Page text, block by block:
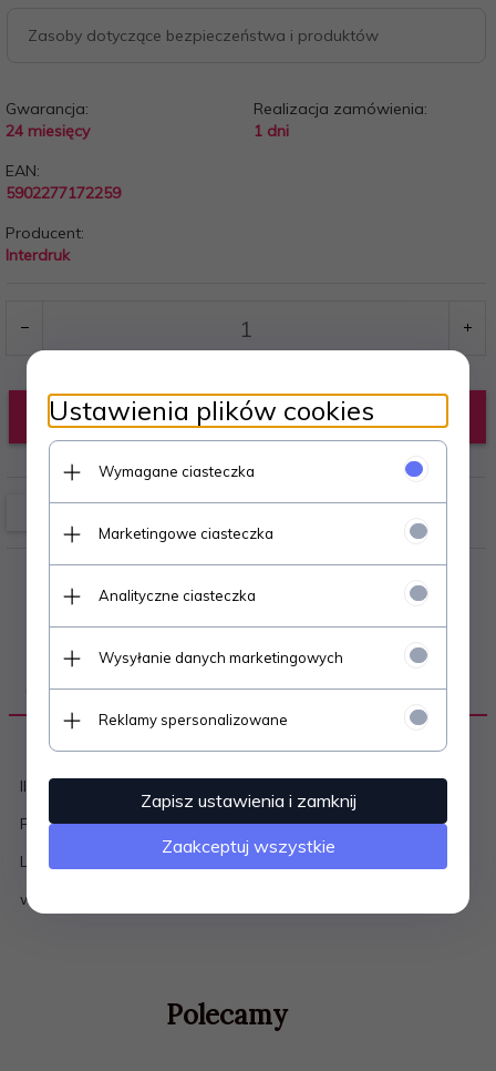
Zasoby dotyczące bezpieczeństwa i produktów
Gwarancja:
24 miesięcy
Realizacja zamówienia:
1 dni
EAN:
5902277172259
Producent:
Interdruk
KUP TERAZ!
OPIS PRODUKTU
Ilość kartek – 16
Format – A5
Liniatura –niebieskie 3 linie, bez marginesu
wzór okładki wysyłamy losowo
Polecamy
Ustawienia plików cookies
Wymagane ciasteczka
Marketingowe ciasteczka
Analityczne ciasteczka
Wysyłanie danych marketingowych
Reklamy spersonalizowane
Zapisz ustawienia i zamknij
Zaakceptuj wszystkie